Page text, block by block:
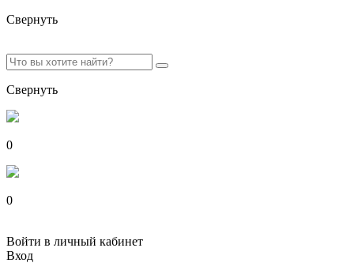
Свернуть
Свернуть
0
0
Войти в личный кабинет
Вход